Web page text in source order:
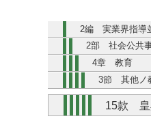
2編 実業界指導
2部 社会公共
4章 教育
3節 其他ノ
15款 皇